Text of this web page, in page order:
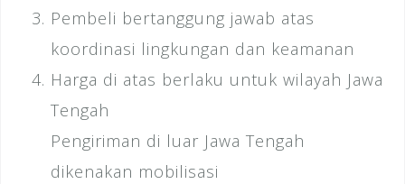
Pembeli bertanggung jawab atas
koordinasi lingkungan dan keamanan
Harga di atas berlaku untuk wilayah Jawa
Tengah
Pengiriman di luar Jawa Tengah
dikenakan mobilisasi